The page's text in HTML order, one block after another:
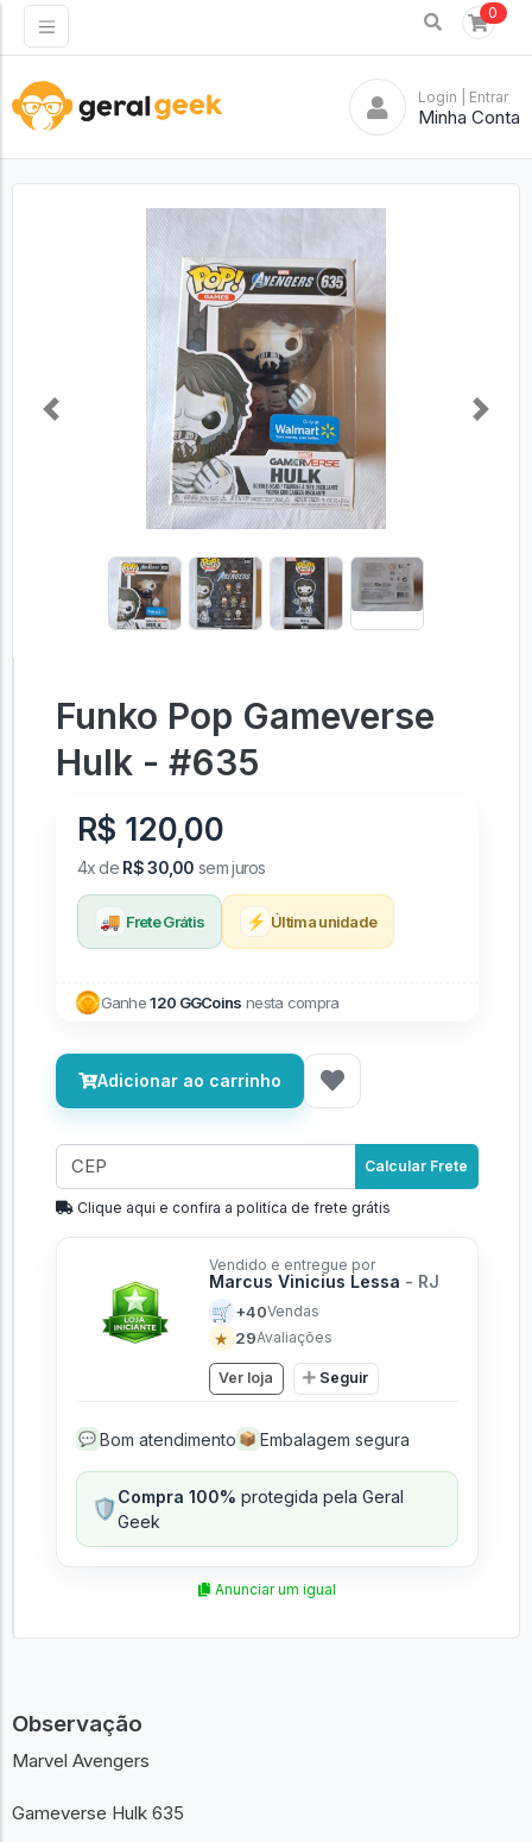
0
Login | Entrar
Minha Conta
Previous Next
Funko Pop Gameverse
Hulk - #635
R$ 120,00
4x de R$ 30,00 sem juros
🚚 Frete Grátis ⚡ Última unidade
Ganhe120 GGCoins nesta compra
Adicionar ao carrinho
Calcular Frete
Clique aqui e confira a politíca de frete grátis
Vendido e entregue por
Marcus Vinicius Lessa - RJ
🛒 +40Vendas
★ 29Avaliações
Ver loja Seguir
💬 Bom atendimento 📦 Embalagem segura
🛡️Compra 100% protegida pela Geral
Geek
Anunciar um igual
Observação
Marvel Avengers
Gameverse Hulk 635